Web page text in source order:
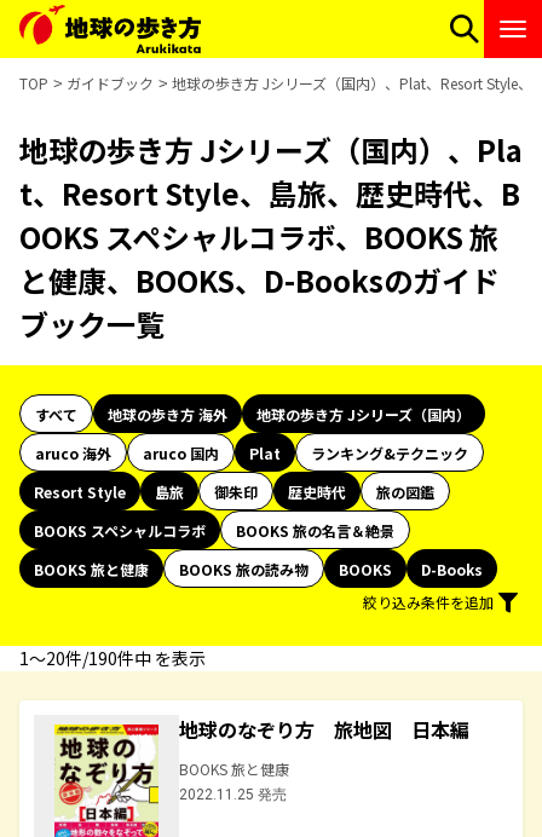
TOP ガイドブック 地球の歩き方 Jシリーズ（国内）、Plat、Resort Style、
地球の歩き方 Jシリーズ（国内）、Pla
t、Resort Style、島旅、歴史時代、B
OOKS スペシャルコラボ、BOOKS 旅
と健康、BOOKS、D-Booksのガイド
ブック一覧
すべて 地球の歩き方 海外
地球の歩き方 Jシリーズ（国内）
aruco 海外
aruco 国内 Plat
ランキング&テクニック
Resort Style
島旅 御朱印 歴史時代
旅の図鑑
BOOKS スペシャルコラボ
BOOKS 旅の名言＆絶景
BOOKS 旅と健康
BOOKS 旅の読み物 BOOKS
D-Books
絞り込み条件を追加
1〜20件/190件中 を表示
地球のなぞり方 旅地図 日本編
BOOKS 旅と健康
2022.11.25 発売